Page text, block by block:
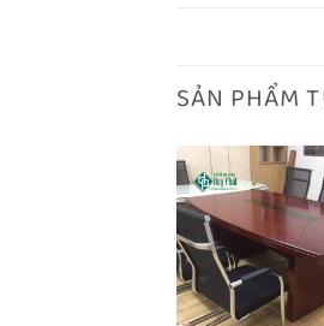
SẢN PHẨM